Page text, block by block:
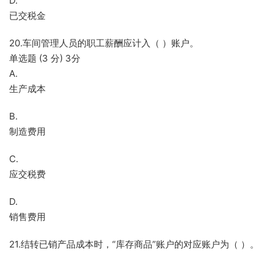
已交税金
20.车间管理人员的职工薪酬应计入（ ）账户。
单选题 (3 分) 3分
A.
生产成本
B.
制造费用
C.
应交税费
D.
销售费用
21.结转已销产品成本时，“库存商品”账户的对应账户为（ ）。